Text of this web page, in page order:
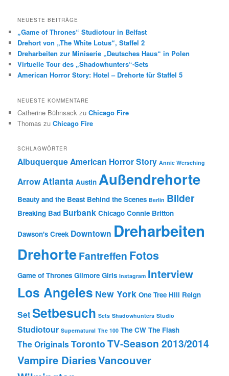
NEUESTE BEITRÄGE
„Game of Thrones“ Studiotour in Belfast
Drehort von „The White Lotus“, Staffel 2
Dreharbeiten zur Miniserie „Deutsches Haus“ in Polen
Virtuelle Tour des „Shadowhunters“-Sets
American Horror Story: Hotel – Drehorte für Staffel 5
NEUESTE KOMMENTARE
Catherine Bühnsack zuChicago Fire
Thomas zuChicago Fire
SCHLAGWÖRTER
AlbuquerqueAmerican Horror Story Annie Wersching
ArrowAtlanta Austin Außendrehorte
Beauty and the Beast Behind the Scenes Berlin Bilder
Breaking Bad Burbank Chicago Connie Britton
Dawson's Creek Downtown Dreharbeiten
DrehorteFantreffen Fotos
Game of Thrones Gilmore Girls Instagram Interview
Los Angeles New York One Tree Hill Reign
SetSetbesuch Sets Shadowhunters Studio
Studiotour Supernatural The 100 The CW The Flash
The OriginalsToronto TV-Season 2013/2014
Vampire DiariesVancouver